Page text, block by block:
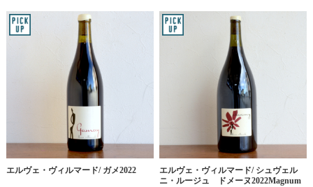
エルヴェ・ヴィルマード/ ガメ2022
エルヴェ・ヴィルマード/ シュヴェル
ニ・ルージュ ドメーヌ2022Magnum